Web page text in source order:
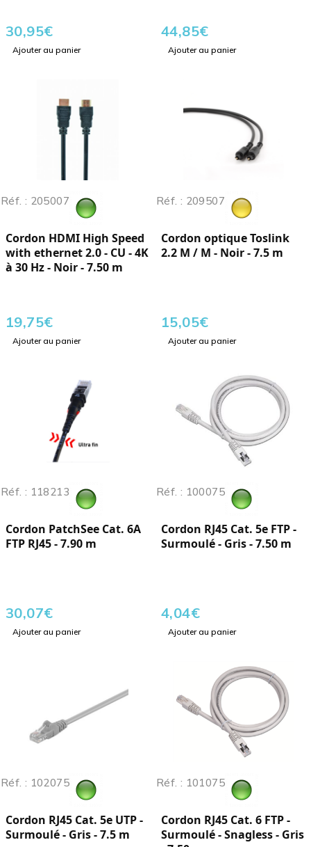
30,95€
Ajouter au panier
44,85€
Ajouter au panier
Réf. : 205007
Cordon HDMI High Speed
with ethernet 2.0 - CU - 4K
à 30 Hz - Noir - 7.50 m
19,75€
Ajouter au panier
Réf. : 209507
Cordon optique Toslink
2.2 M / M - Noir - 7.5 m
15,05€
Ajouter au panier
Réf. : 118213
Cordon PatchSee Cat. 6A
FTP RJ45 - 7.90 m
30,07€
Ajouter au panier
Réf. : 100075
Cordon RJ45 Cat. 5e FTP -
Surmoulé - Gris - 7.50 m
4,04€
Ajouter au panier
Réf. : 102075
Cordon RJ45 Cat. 5e UTP -
Surmoulé - Gris - 7.5 m
Réf. : 101075
Cordon RJ45 Cat. 6 FTP -
Surmoulé - Snagless - Gris